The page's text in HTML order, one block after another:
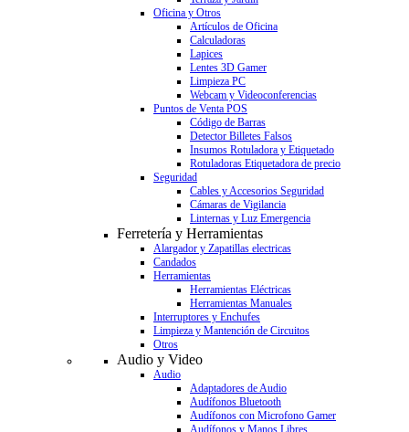
Oficina y Otros
Artículos de Oficina
Calculadoras
Lapices
Lentes 3D Gamer
Limpieza PC
Webcam y Videoconferencias
Puntos de Venta POS
Código de Barras
Detector Billetes Falsos
Insumos Rotuladora y Etiquetado
Rotuladoras Etiquetadora de precio
Seguridad
Cables y Accesorios Seguridad
Cámaras de Vigilancia
Linternas y Luz Emergencia
Ferretería y Herramientas
Alargador y Zapatillas electricas
Candados
Herramientas
Herramientas Eléctricas
Herramientas Manuales
Interruptores y Enchufes
Limpieza y Mantención de Circuitos
Otros
Audio y Video
Audio
Adaptadores de Audio
Audífonos Bluetooth
Audífonos con Microfono Gamer
Audífonos y Manos Libres